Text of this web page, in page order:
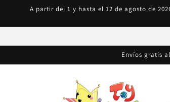
directamente
A partir del 1 y hasta el 12 de agosto de
Envíos gratis